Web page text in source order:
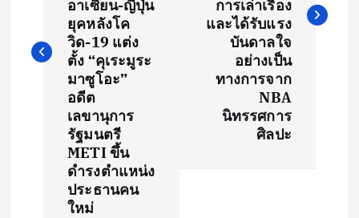
n
a
อาเซียน-ญี่ปุ่น
ยุคหลังโค
วิด-19 แต่ง
ตั้ง “คุเระมูระ
มาซูโอะ”
อดีต
เลขานุการ
รัฐมนตรี
METI ขึ้น
ดำรงตำแหน่ง
ประธานคน
ใหม่
การเล่าเรื่อง
และได้รับแรง
บันดาลใจ
อย่างเป็น
ทางการจาก
NBA
นิทรรศการ
ศิลปะ